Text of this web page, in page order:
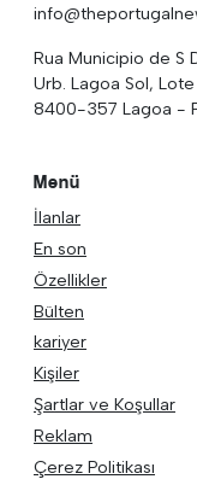
Rua Municipio de S
Urb. Lagoa Sol,
8400-357 Lagoa -
Menü
İlanlar
En son
Özellikler
Bülten
kariyer
Kişiler
Şartlar ve Koşullar
Reklam
Çerez Politikası